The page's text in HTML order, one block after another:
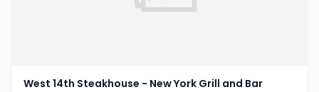
West 14th Steakhouse - New York Grill and Bar